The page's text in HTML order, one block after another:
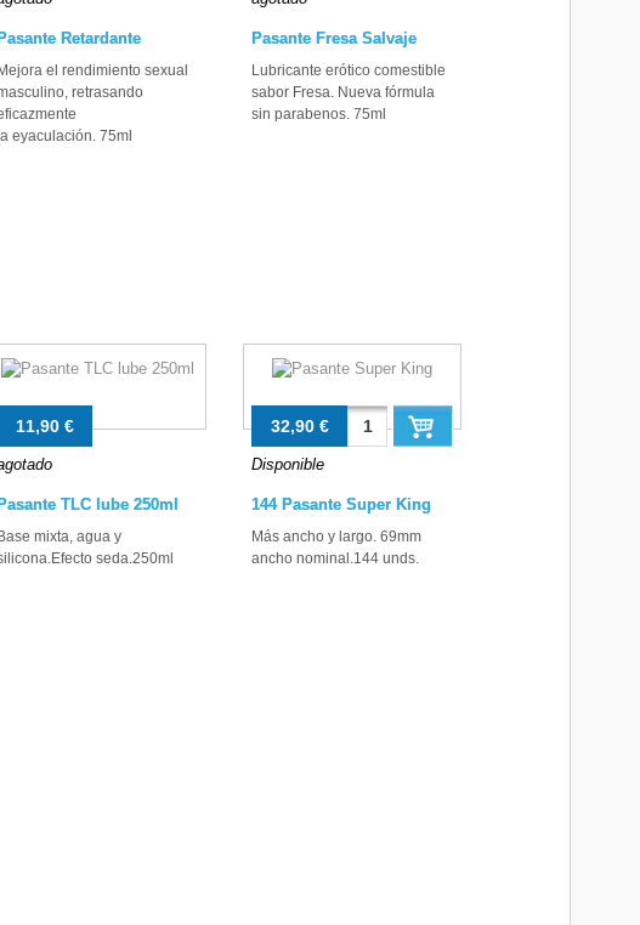
Retardante
el rendimiento sexual
retrasando
eyaculación. 75ml
Pasante Fresa Salvaje
Lubricante erótico comestible
sabor Fresa. Nueva fórmula
sin parabenos. 75ml
11,90 €
TLC lube 250ml
mixta, agua y
seda.250ml
32,90 €
Disponible
144 Pasante Super King
Más ancho y largo. 69mm
ancho nominal.144 unds.